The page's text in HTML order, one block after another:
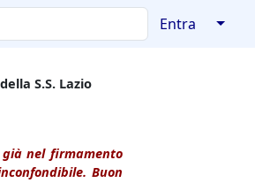
Entra ↓
S.S. Lazio
nel firmamento
Buon